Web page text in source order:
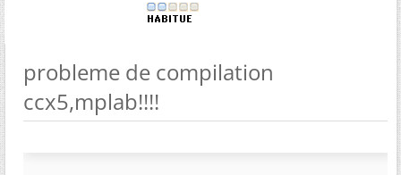
probleme de compilation
ccx5,mplab!!!!